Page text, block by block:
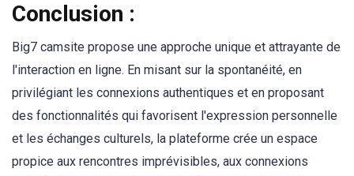
Conclusion :
Big7 camsite propose une approche unique et attrayante de
l'interaction en ligne. En misant sur la spontanéité, en
privilégiant les connexions authentiques et en proposant
des fonctionnalités qui favorisent l'expression personnelle
et les échanges culturels, la plateforme crée un espace
propice aux rencontres imprévisibles, aux connexions